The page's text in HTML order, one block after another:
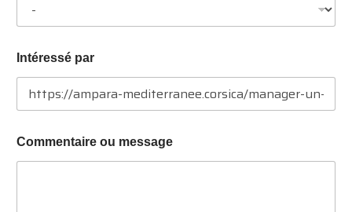
Intéressé par
o
m
Commentaire ou message